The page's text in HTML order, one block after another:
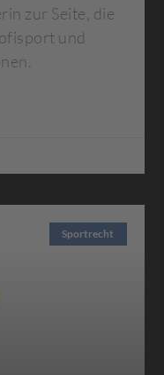
zur Seite, die
und
Sportrecht